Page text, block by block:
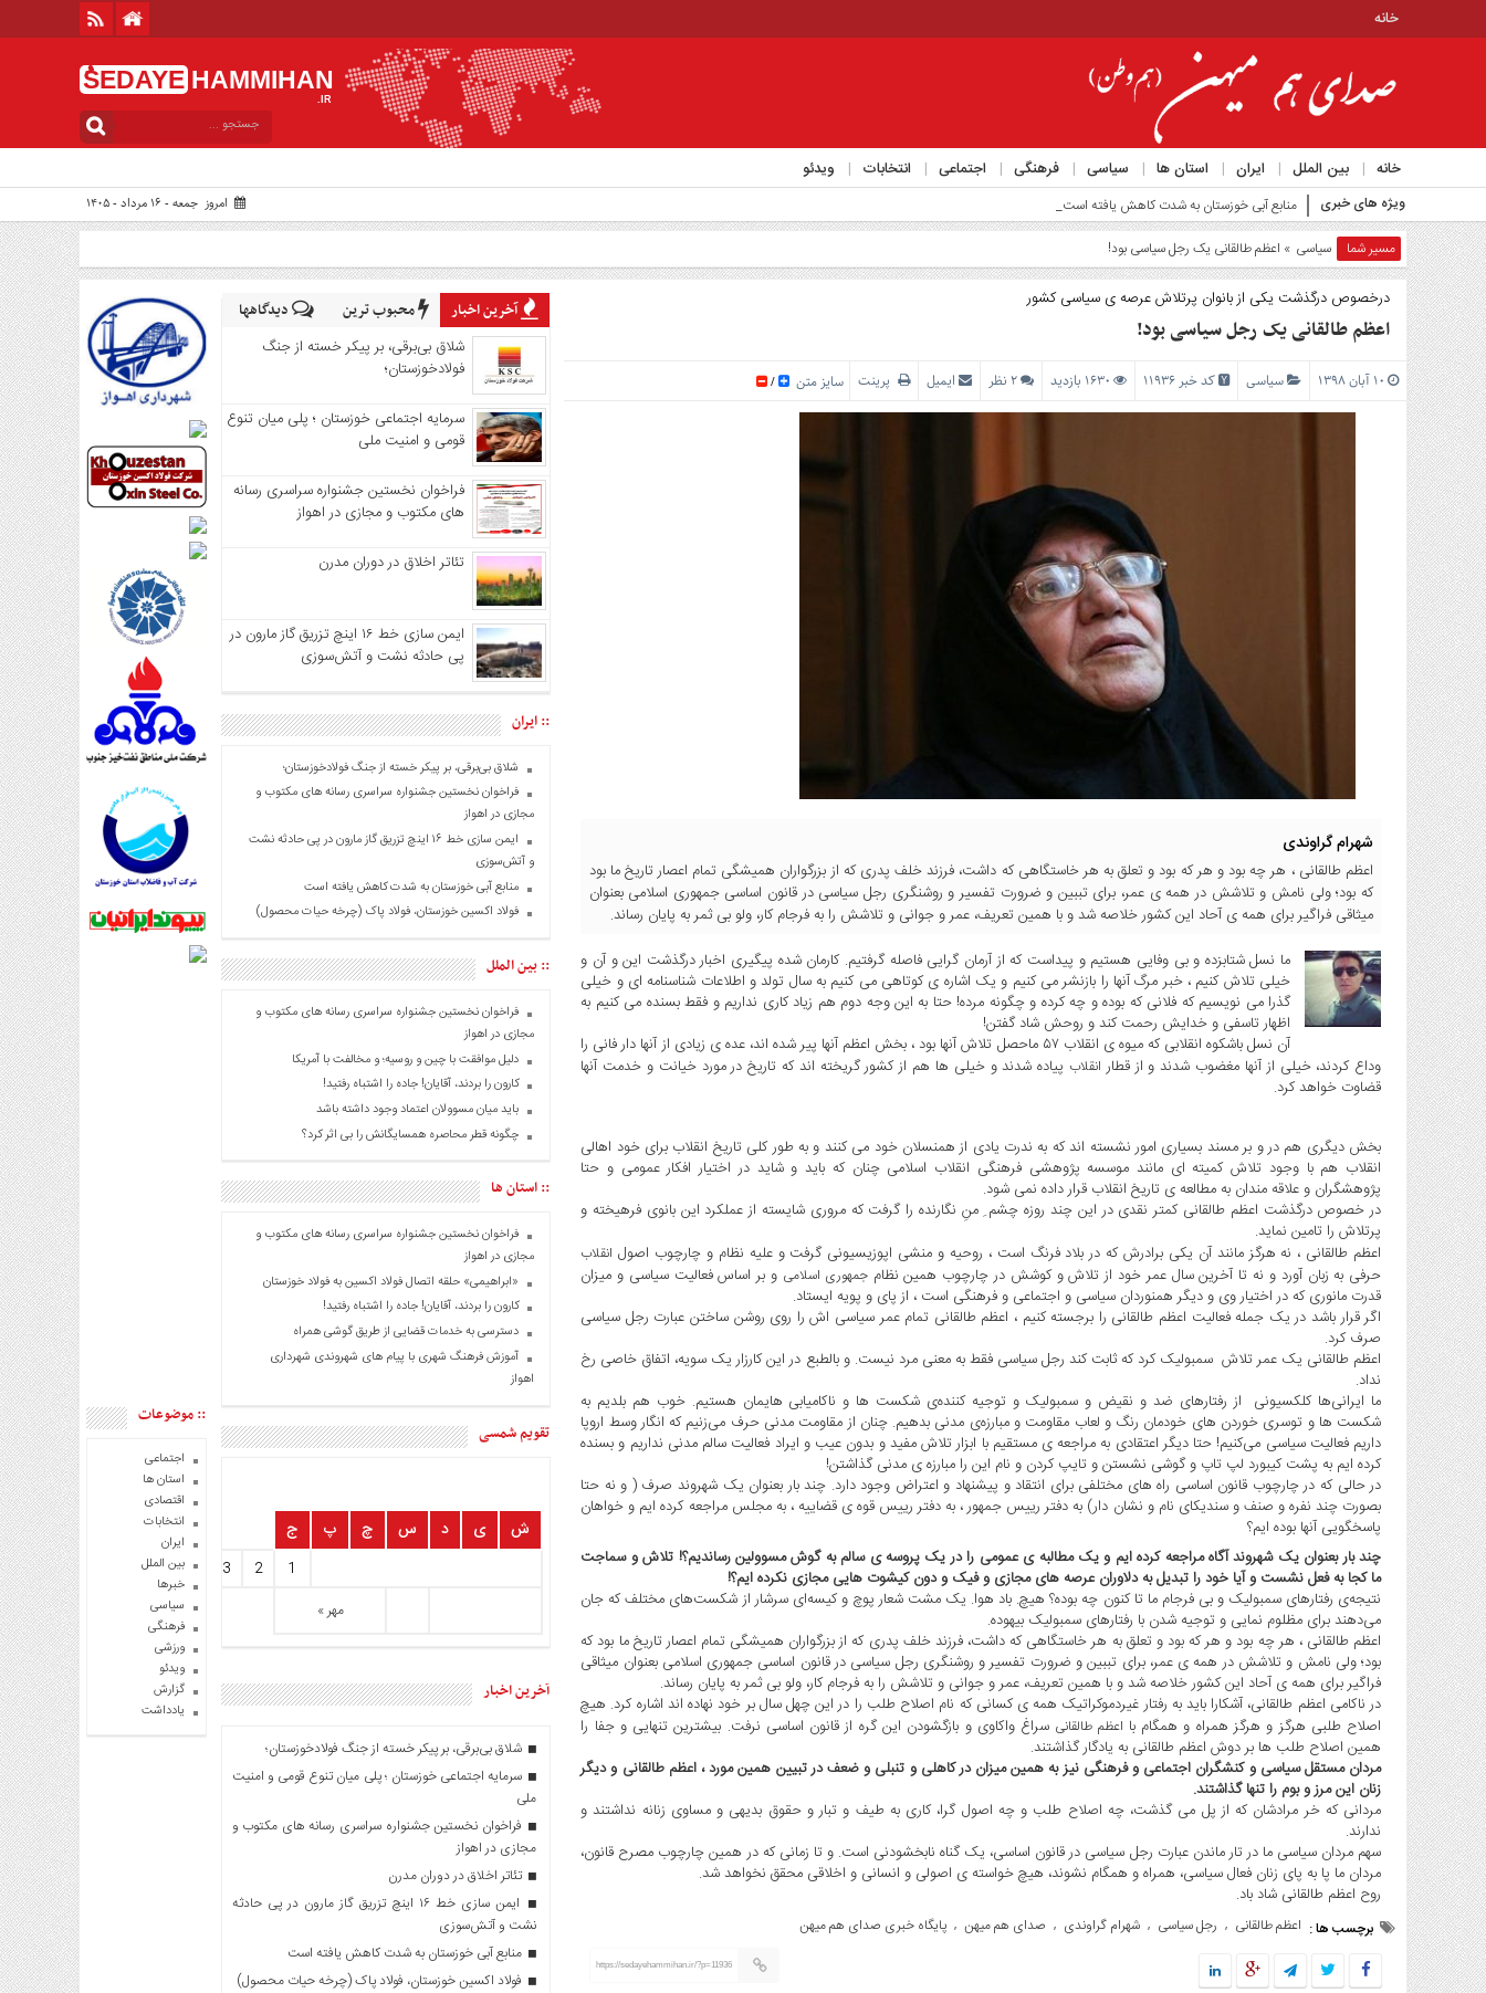
خانه
ُSEDAYE HAMMIHAN
.IR
خانه بین الملل ایران استان ها سیاسی فرهنگی اجتماعی انتخابات ویدئو
خانه
منوی
خانه
بین
الملل
ایران
استان
ها
سیاسی
فرهنگی
اجتماعی
انتخابات
ویدئو
دسترسی
سریع
استخدام
ارسال
خبر
شرایط
استفاده
ثبت
نام
ورود
به
سایت
اخبار
سایت
ایران
اجتماعی
سیاسی
فرهنگی
ورزشی
بین
الملل
گزارش
یادداشت
چند
رسانه
ویدئو
گزارش
یادداشت
ویژه های خبری منابع آبی خوزستان به شدت کاهش یافته است_ امروز جمعه - ۱۶ مرداد - ۱۴۰۵
مسیر شما سیاسی » اعظم طالقانی یک رجل سیاسی بود!
درخصوص درگذشت یکی از بانوان پرتلاش عرصه ی سیاسی کشور
اعظم طالقانی یک رجل سیاسی بود!
سیاسی کد خبر 11936 ۲ نظر ایمیل پرینت سایز متن /
شهرام گراوندی
اعظم طالقانی ، هر چه بود و هر که بود و تعلق به هر خاستگاهی که داشت، فرزند خلف پدری که از بزرگواران همیشگی تمام اعصار تاریخ ما بود
که بود؛ ولی نامش و تلاشش در همه ی عمر، برای تببین و ضرورت تفسیر و روشنگری رجل سیاسی در قانون اساسی جمهوری اسلامی بعنوان
میثاقی فراگیر برای همه ی آحاد این کشور خلاصه شد و با همین تعریف، عمر و جوانی و تلاشش را به فرجام کار، ولو بی ثمر به پایان رساند.
ما نسل شتابزده و بی وفایی هستیم و پیداست که از آرمان گرایی فاصله گرفتیم. کارمان شده پیگیری اخبار درگذشت این و آن و
خیلی تلاش کنیم ، خبر مرگ آنها را بازنشر می کنیم و یک اشاره ی کوتاهی می کنیم به سال تولد و اطلاعات شناسنامه ای و خیلی
گذرا می نویسیم که فلانی که بوده و چه کرده و چگونه مرده! حتا به این وجه دوم هم زیاد کاری نداریم و فقط بسنده می کنیم به
اظهار تاسفی و خدایش رحمت کند و روحش شاد گفتن!
آن نسل باشکوه انقلابی که میوه ی انقلاب ۵۷ ماحصل تلاش آنها بود ، بخش اعظم آنها پیر شده اند، عده ی زیادی از آنها دار فانی را
وداع کردند، خیلی از آنها مغضوب شدند و از قطار انقلاب پیاده شدند و خیلی ها هم از کشور گریخته اند که تاریخ در مورد خیانت و خدمت آنها
قضاوت خواهد کرد.
بخش دیگری هم در و بر مسند بسیاری امور نشسته اند که به ندرت یادی از همنسلان خود می کنند و به طور کلی تاریخ انقلاب برای خود اهالی
انقلاب هم با وجود تلاش کمیته ای مانند موسسه پژوهشی فرهنگی انقلاب اسلامی چنان که باید و شاید در اختیار افکار عمومی و حتا
پژوهشگران و علاقه مندان به مطالعه ی تاریخ انقلاب قرار داده نمی شود.
در خصوص درگذشت اعظم طالقانی کمتر نقدی در این چند روزه چشم ِ منِ نگارنده را گرفت که مروری شایسته از عملکرد این بانوی فرهیخته و
پرتلاش را تامین نماید.
اعظم طالقانی ، نه هرگز مانند آن یکی برادرش که در بلاد فرنگ است ، روحیه و منشی اپوزیسیونی گرفت و علیه نظام و چارچوب اصول انقلاب
حرفی به زبان آورد و نه تا آخرین سال عمر خود از تلاش و کوشش در چارچوب همین نظامجمهوری اسلامی و بر اساس فعالیت سیاسی و میزان
قدرت مانوری که در اختیار وی و دیگر همنوردان سیاسی و اجتماعی و فرهنگی است ، از پای و پویه ایستاد.
اگر قرار باشد در یک جمله فعالیت اعظم طالقانی را برجسته کنیم ، اعظم طالقانی تمام عمر سیاسی اش را روی روشن ساختن عبارت رجل سیاسی
صرف کرد.
اعظم طالقانی یک عمر تلاش سمبولیک کرد که ثابت کند رجل سیاسی فقط به معنی مرد نیست. و بالطبع در این کارزار یک سویه، اتفاق خاصی رخ
نداد.
ما ایرانی‌ها کلکسیونی از رفتارهای ضد و نقیض و سمبولیک و توجیه کننده‌ی شکست ها و ناکامیابی هایمان هستیم. خوب هم بلدیم به
شکست ها و توسری خوردن های خودمان رنگ و لعاب مقاومت و مبارزه‌ی مدنی بدهیم. چنان از مقاومت مدنی حرف می‌زنیم که انگار وسط اروپا
داریم فعالیت سیاسی می‌کنیم! حتا دیگر اعتقادی به مراجعه ی مستقیم با ابزار تلاش مفید و بدون عیب و ایراد فعالیت سالم مدنی نداریم و بسنده
کرده ایم به پشت کیبورد لپ تاپ و گوشی نشستن و تایپ کردن و نام این را مبارزه ی مدنی گذاشتن!
در حالی که در چارچوب قانون اساسی راه های مختلفی برای انتقاد و پیشنهاد و اعتراض وجود دارد. چند بار بعنوان یک شهروند صرف ( و نه حتا
بصورت چند نفره و صنف و سندیکای نام و نشان دار) به دفتر رییس جمهور ، به دفتر رییس قوه ی قضاییه ، به مجلس مراجعه کرده ایم و خواهان
پاسخگویی آنها بوده ایم؟
چند بار بعنوان یک شهروند آگاه مراجعه کرده ایم و یک مطالبه ی عمومی را در یک پروسه ی سالم به گوش مسوولین رساندیم؟! تلاش و سماجت
ما کجا به فعل نشست و آیا خود را تبدیل به دلاوران عرصه های مجازی و فیک و دون کیشوت هایی مجازی نکرده ایم؟!
نتیجه‌ی رفتارهای سمبولیک و بی فرجام ما تا کنون چه بوده؟ هیچ. باد هوا. یک مشت شعار پوچ و کیسه‌ای سرشار از شکست‌های مختلف که جان
می‌دهند برای مظلوم نمایی و توجیه شدن با رفتارهای سمبولیک بیهوده.
اعظم طالقانی ، هر چه بود و هر که بود و تعلق به هر خاستگاهی که داشت، فرزند خلف پدری که از بزرگواران همیشگی تمام اعصار تاریخ ما بود که
بود؛ ولی نامش و تلاشش در همه ی عمر، برای تببین و ضرورت تفسیر و روشنگری رجل سیاسی در قانون اساسی جمهوری اسلامی بعنوان میثاقی
فراگیر برای همه ی آحاد این کشور خلاصه شد و با همین تعریف، عمر و جوانی و تلاشش را به فرجام کار، ولو بی ثمر به پایان رساند.
در ناکامی اعظم طالقانی، آشکارا باید به رفتار غیردموکراتیک همه ی کسانی که نام اصلاح طلب را در این چهل سال بر خود نهاده اند اشاره کرد. هیچ
اصلاح طلبی هرگز و هرگز همراه و همگام با اعظم طالقانی سراغ واکاوی و بازگشودن این گره از قانون اساسی نرفت. بیشترین تنهایی و جفا را
همین اصلاح طلب ها بر دوش اعظم طالقانی به یادگار گذاشتند.
مردان مستقل سیاسی و کنشگران اجتماعی و فرهنگی نیز به همین میزان در کاهلی و تنبلی و ضعف در تبیین همین مورد ، اعظم طالقانی و دیگر
زنان این مرز و بوم را تنها گذاشتند.
مردانی که خر مرادشان که از پل می گذشت، چه اصلاح طلب و چه اصول گرا، کاری به طیف و تبار و حقوق بدیهی و مساوی زنانه نداشتند و
ندارند.
سهم مردان سیاسی ما در تار ماندن عبارت رجل سیاسی در قانون اساسی، یک گناه نابخشودنی است. و تا زمانی که در همین چارچوب مصرح قانون،
مردان ما پا به پای زنان فعال سیاسی، همراه و همگام نشوند، هیچ خواسته ی اصولی و انسانی و اخلاقی محقق نخواهد شد.
روح اعظم طالقانی شاد باد.
برچسب ها : اعظم طالقانی , رجل سیاسی , شهرام گراوندی , صدای هم میهن , پایگاه خبری صدای هم میهن
https://sedayehammihan.ir/?p=11936
آخرین اخبار محبوب ترین
دیدگاهها
شلاق‌ بی‌برقی، بر پیکر خسته‌ از جنگ
فولادخوزستان؛
سرمایه اجتماعی خوزستان ؛ پلی میان تنوع
قومی و امنیت ملی
فراخوان نخستین جشنواره سراسری رسانه
های مکتوب و مجازی در اهواز
تئاتر اخلاق در دوران مدرن
ایمن سازی خط ۱۶ اینچ تزریق گاز مارون در
پی حادثه نشت و آتش‌سوزی
:: ایران
شلاق‌ بی‌برقی، بر پیکر خسته‌ از جنگ فولادخوزستان؛
فراخوان نخستین جشنواره سراسری رسانه های مکتوب و
مجازی در اهواز
ایمن سازی خط ۱۶ اینچ تزریق گاز مارون در پی حادثه نشت
و آتش‌سوزی
منابع آبی خوزستان به شدت کاهش یافته است
فولاد اکسین خوزستان، فولاد پاک (چرخه حیات محصول)
:: بین الملل
فراخوان نخستین جشنواره سراسری رسانه های مکتوب و
مجازی در اهواز
دلیل موافقت با چین و روسیه؛ و مخالفت با آمریکا
کارون را بردند، آقایان! جاده را اشتباه رفتید!
باید میان مسوولان اعتماد وجود داشته باشد
چگونه قطر محاصره همسایگانش را بی اثر کرد؟
:: استان ها
فراخوان نخستین جشنواره سراسری رسانه های مکتوب و
مجازی در اهواز
«ابراهیمی» حلقه اتصال فولاد اکسین به فولاد خوزستان
کارون را بردند، آقایان! جاده را اشتباه رفتید!
دسترسی به خدمات قضایی از طریق گوشی همراه
آموزش فرهنگ شهری با پیام های شهروندی شهرداری
اهواز
تقویم شمسی
ش ی د س چ پ ج
مهر »
1
2
3
4
5
8
9
آخرین اخبار
شلاق‌ بی‌برقی، بر پیکر خسته‌ از جنگ فولادخوزستان؛
سرمایه اجتماعی خوزستان ؛ پلی میان تنوع قومی و امنیت
ملی
فراخوان نخستین جشنواره سراسری رسانه های مکتوب و
مجازی در اهواز
تئاتر اخلاق در دوران مدرن
ایمن سازی خط ۱۶ اینچ تزریق گاز مارون در پی حادثه
نشت و آتش‌سوزی
منابع آبی خوزستان به شدت کاهش یافته است
فولاد اکسین خوزستان، فولاد پاک (چرخه حیات محصول)
:: موضوعات
اجتماعی
استان ها
اقتصادی
انتخابات
ایران
بین الملل
خبرها
سیاسی
فرهنگی
ورزشی
ویدئو
گزارش
یادداشت